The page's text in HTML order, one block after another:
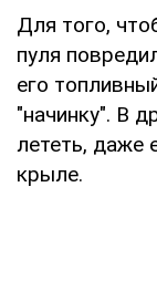
Для того,
пуля
его
"начинку". В
лететь, даже
крыле.